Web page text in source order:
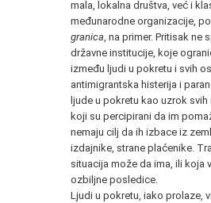
mala, lokalna društva, već i
međunarodne organizacije,
granica , na primer. Pritisak ne
državne institucije, koje
između ljudi u pokretu i svih
antimigrantska histerija i
ljude u pokretu kao uzrok svih
koji su percipirani da im
nemaju cilj da ih izbace iz
izdajnike, strane plaćenike.
situacija može da ima, ili koja
ozbiljne posledice.
Ljudi u pokretu, iako prolaze,